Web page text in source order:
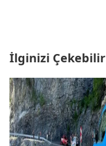
İlginizi Çekebilir